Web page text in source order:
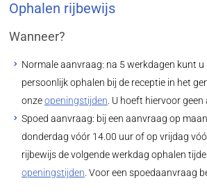
Ophalen rijbewijs
Wanneer?
Normale aanvraag: na 5 werkdagen kunt
persoonlijk ophalen bij de receptie in het
onzeopeningstijden . U hoeft hiervoor
Spoed aanvraag: bij een aanvraag op
donderdag vóór 14.00 uur of op vrijdag
rijbewijs de volgende werkdag ophalen
openingstijden . Voor een spoedaanvraag